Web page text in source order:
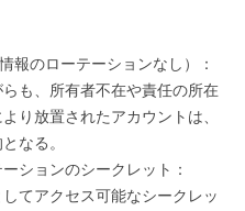
報のローテーションなし）：
も、所有者不在や責任の所在
り放置されたアカウントは、
なる。
ションのシークレット：
てアクセス可能なシークレッ